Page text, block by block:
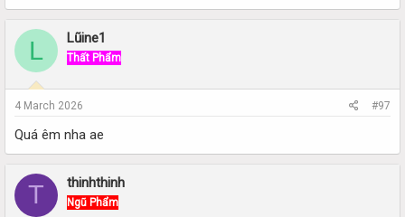
L Lũine1
Thất Phẩm
4 March 2026 #97
Quá êm nha ae
T thinhthinh
Ngũ Phẩm